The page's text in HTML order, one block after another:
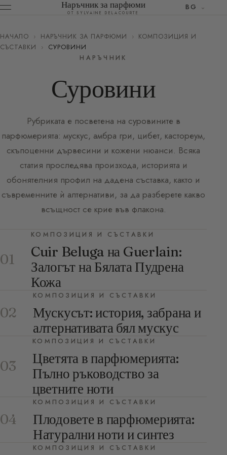
Наръчник за парфюми
ОТ SYLVAINE DELACOURTE
BG
НАЧАЛО › НАРЪЧНИК ЗА ПАРФЮМИ › КОМПОЗИЦИЯ И
СЪСТАВКИ
›
СУРОВИНИ
НАРЪЧНИК
Суровини
Рубриката е посветена на суровините в
парфюмерията: мускус, амбра гри, цибет, кастореум,
скъпоценни дървесини и кожени нюанси. Всяка
статия проследява произхода, историята и
обонятелния профил на дадена съставка, както и
съвременните ѝ алтернативи, за да разберете какво
всъщност се крие във флакона.
01
КОМПОЗИЦИЯ И СЪСТАВКИ
Cuir Beluga на Guerlain:
Залогът на Бялата Пудрена
Кожа
02
КОМПОЗИЦИЯ И СЪСТАВКИ
Мускусът: история, забрана и
алтернативата бял мускус
03
КОМПОЗИЦИЯ И СЪСТАВКИ
Цветята в парфюмерията:
Пълно ръководство за
цветните ноти
04
КОМПОЗИЦИЯ И СЪСТАВКИ
Плодовете в парфюмерията:
Натурални ноти и синтез
КОМПОЗИЦИЯ И СЪСТАВКИ